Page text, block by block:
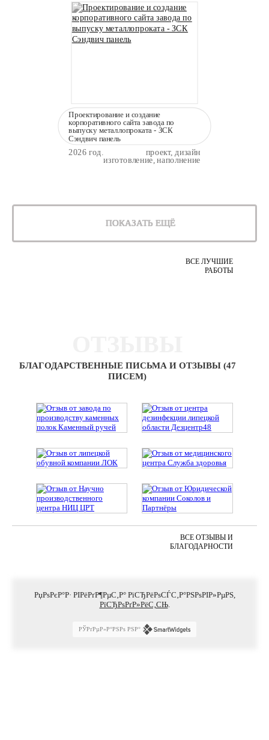
Проектирование и создание
корпоративного сайта завода по
выпуску металлопроката - ЗСК
Сэндвич панель
2026 год.
проект, дизайн
изготовление, наполнение
ПОКАЗАТЬ ЕЩЁ
ВСЕ ЛУЧШИЕ
РАБОТЫ
БЛАГОДАРСТВЕННЫЕ ПИСЬМА И ОТЗЫВЫ (47
ПИСЕМ)
ВСЕ ОТЗЫВЫ И
БЛАГОДАРНОСТИ
РџРѕРєР°Р· РІРёРґР¶РµС‚Р° РїСЂРёРѕСЃС‚Р°РЅРѕРІР»РµРЅ,
РїСЂРѕРґР»РёС‚СЊ.
РЎРґРµР»Р°РЅРѕ РЅР°